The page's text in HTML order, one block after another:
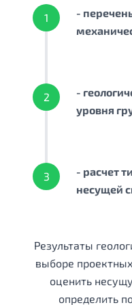
1
-
2
-
уровня
3
- расчет
несущей
Результаты
выборе
оценить
определить